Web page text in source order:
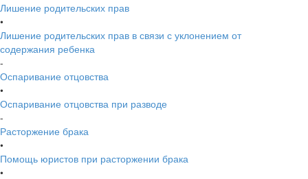
Лишение родительских прав
•
Лишение родительских прав в связи с уклонением от
содержания ребенка
-
Оспаривание отцовства
•
Оспаривание отцовства при разводе
-
Расторжение брака
•
Помощь юристов при расторжении брака
•